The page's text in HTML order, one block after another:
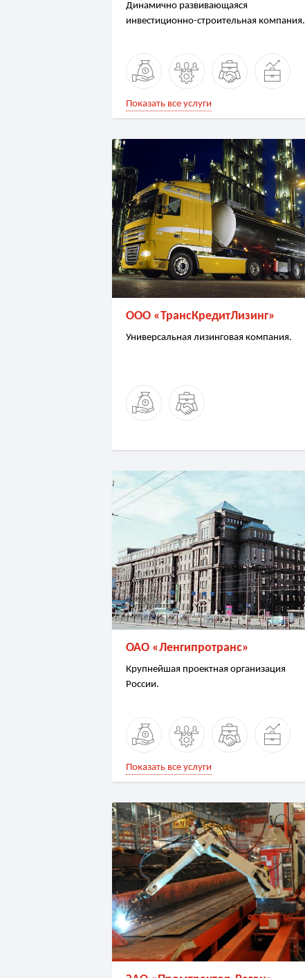
Динамично развивающаяся
инвестиционно-строительная компания.
Показать все услуги
ООО «ТрансКредитЛизинг»
Универсальная лизинговая компания.
ОАО «Ленгипротранс»
Крупнейшая проектная организация
России.
Показать все услуги